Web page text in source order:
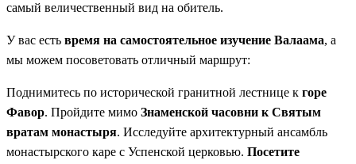
самый величественный вид на обитель.
У вас есть время на самостоятельное изучение Валаама, а
мы можем посоветовать отличный маршрут:
Поднимитесь по исторической гранитной лестнице к горе
Фавор. Пройдите мимо Знаменской часовни к Святым
вратам монастыря. Исследуйте архитектурный ансамбль
монастырского каре с Успенской церковью. Посетите